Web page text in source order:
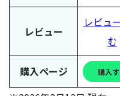
レビュー
レビュ
む
購入ページ 購入